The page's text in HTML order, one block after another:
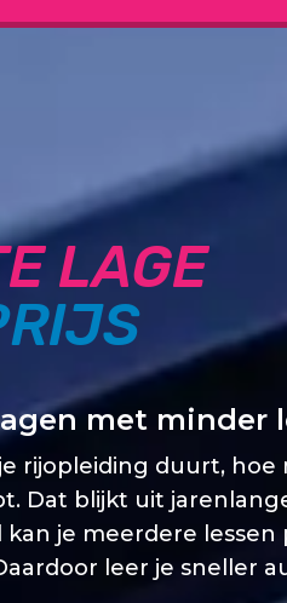
LAGE
met minder
rijopleiding duurt, hoe
Dat blijkt uit
kan je meerdere
leer je sneller